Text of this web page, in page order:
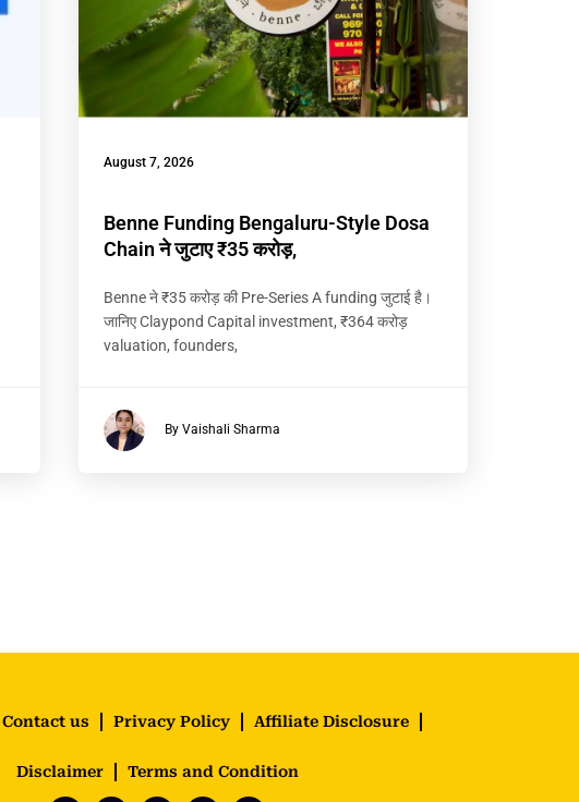
August 7, 2026
Benne Funding Bengaluru-Style Dosa
Chain ने जुटाए ₹35 करोड़,
Benne ने ₹35 करोड़ की Pre-Series A funding जुटाई है।
जानिए Claypond Capital investment, ₹364 करोड़
valuation, founders,
By Vaishali Sharma
Contact us Privacy Policy Affiliate Disclosure
Disclaimer Terms and Condition